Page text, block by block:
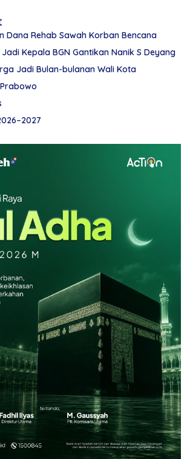
Dana Rehab Sawah Korban Bencana
Kepala BGN Gantikan Nanik S Deyang
Jadi Bulan-bulanan Wali Kota